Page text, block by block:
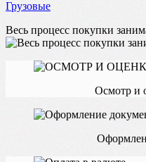
Грузовые
Весь процесс покупки
Осмотр и